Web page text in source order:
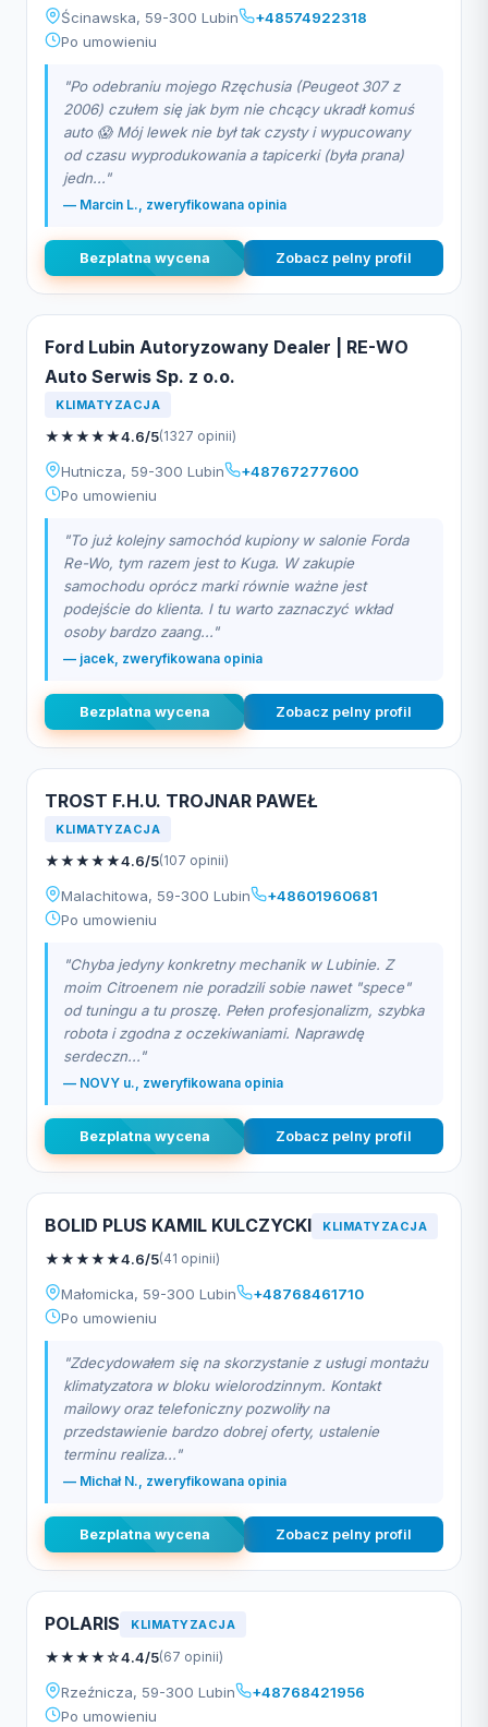
Ścinawska, 59-300 Lubin
+48574922318
Po umowieniu
"Po odebraniu mojego Rzęchusia (Peugeot 307 z
2006) czułem się jak bym nie chcący ukradł komuś
auto 😱 Mój lewek nie był tak czysty i wypucowany
od czasu wyprodukowania a tapicerki (była prana)
jedn..."
— Marcin L., zweryfikowana opinia
Bezplatna wycena Zobacz pelny profil
Ford Lubin Autoryzowany Dealer | RE-WO
Auto Serwis Sp. z o.o.
KLIMATYZACJA
★★★★★4.6/5(1327 opinii)
Hutnicza, 59-300 Lubin
+48767277600
Po umowieniu
"To już kolejny samochód kupiony w salonie Forda
Re-Wo, tym razem jest to Kuga. W zakupie
samochodu oprócz marki równie ważne jest
podejście do klienta. I tu warto zaznaczyć wkład
osoby bardzo zaang..."
— jacek, zweryfikowana opinia
Bezplatna wycena Zobacz pelny profil
TROST F.H.U. TROJNAR PAWEŁ
KLIMATYZACJA
★★★★★4.6/5(107 opinii)
Malachitowa, 59-300 Lubin
+48601960681
Po umowieniu
"Chyba jedyny konkretny mechanik w Lubinie. Z
moim Citroenem nie poradzili sobie nawet "spece"
od tuningu a tu proszę. Pełen profesjonalizm, szybka
robota i zgodna z oczekiwaniami. Naprawdę
serdeczn..."
— NOVY u., zweryfikowana opinia
Bezplatna wycena Zobacz pelny profil
BOLID PLUS KAMIL KULCZYCKI KLIMATYZACJA
★★★★★4.6/5(41 opinii)
Małomicka, 59-300 Lubin
+48768461710
Po umowieniu
"Zdecydowałem się na skorzystanie z usługi montażu
klimatyzatora w bloku wielorodzinnym. Kontakt
mailowy oraz telefoniczny pozwoliły na
przedstawienie bardzo dobrej oferty, ustalenie
terminu realiza..."
— Michał N., zweryfikowana opinia
Bezplatna wycena Zobacz pelny profil
POLARIS KLIMATYZACJA
★★★★☆4.4/5(67 opinii)
Rzeźnicza, 59-300 Lubin
+48768421956
Po umowieniu